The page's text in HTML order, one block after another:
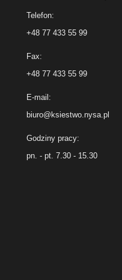
Telefon:
+48 77 433 55 99
Fax:
+48 77 433 55 99
E-mail:
biuro@ksiestwo.nysa.pl
Godziny pracy:
pn. - pt. 7.30 - 15.30